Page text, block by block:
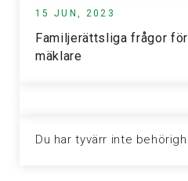
15 JUN, 2023
Familjerättsliga frågor för
mäklare